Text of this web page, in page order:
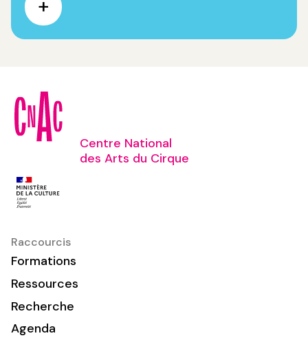
Centre National
des Arts du Cirque
Raccourcis
Formations
Ressources
Recherche
Agenda